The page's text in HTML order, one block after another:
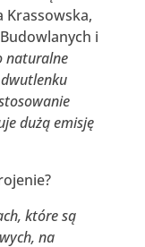
Krassowska,
i
naturalne
dużą emisję
które są
na